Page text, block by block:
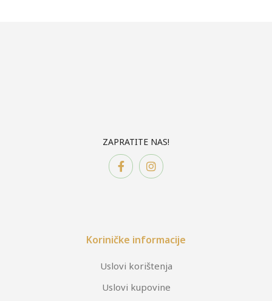
ZAPRATITE NAS!
Koriničke informacije
Uslovi korištenja
Uslovi kupovine